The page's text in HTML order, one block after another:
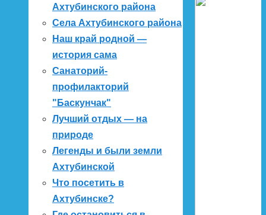
Ахтубинского района
Села Ахтубинского района
Наш край родной —
история сама
Санаторий-
профилакторий
"Баскунчак"
Лучший отдых — на
природе
Легенды и были земли
Ахтубинской
Что посетить в
Ахтубинске?